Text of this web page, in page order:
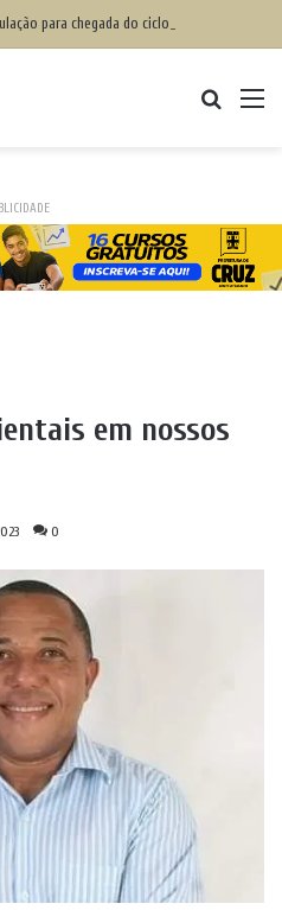
em nossos
0